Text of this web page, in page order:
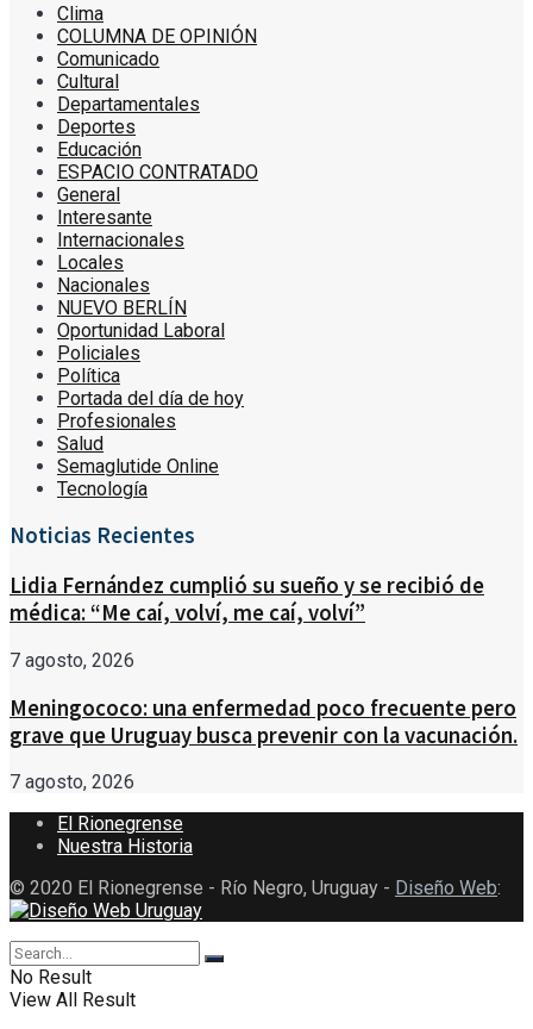
Clima
COLUMNA DE OPINIÓN
Comunicado
Cultural
Departamentales
Deportes
Educación
ESPACIO CONTRATADO
General
Interesante
Internacionales
Locales
Nacionales
NUEVO BERLÍN
Oportunidad Laboral
Policiales
Política
Portada del día de hoy
Profesionales
Salud
Semaglutide Online
Tecnología
Noticias Recientes
Lidia Fernández cumplió su sueño y se recibió de
médica: “Me caí, volví, me caí, volví”
7 agosto, 2026
Meningococo: una enfermedad poco frecuente pero
grave que Uruguay busca prevenir con la vacunación.
7 agosto, 2026
El Rionegrense
Nuestra Historia
© 2020 El Rionegrense - Río Negro, Uruguay - Diseño Web:
No Result
View All Result